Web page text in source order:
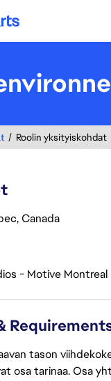
Roolin yksityiskohdat
Canada
- Motive Montreal
tason
osa tarinaa. Osa